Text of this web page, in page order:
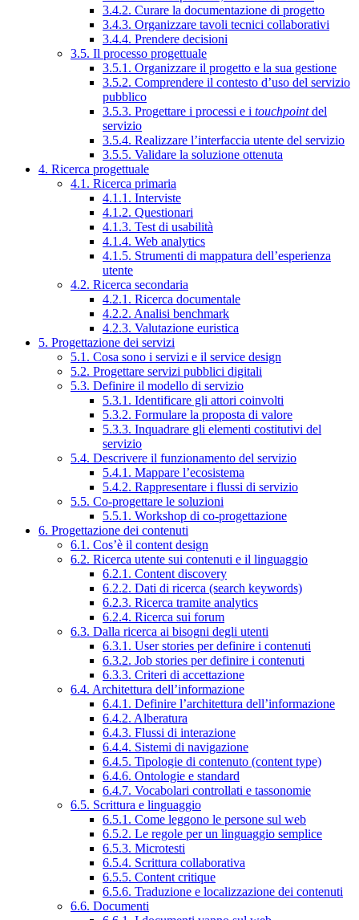
3.4.2. Curare la documentazione di progetto
3.4.3. Organizzare tavoli tecnici collaborativi
3.4.4. Prendere decisioni
3.5. Il processo progettuale
3.5.1. Organizzare il progetto e la sua gestione
3.5.2. Comprendere il contesto d’uso del servizio
pubblico
3.5.3. Progettare i processi e i touchpointdel
servizio
3.5.4. Realizzare l’interfaccia utente del servizio
3.5.5. Validare la soluzione ottenuta
4. Ricerca progettuale
4.1. Ricerca primaria
4.1.1. Interviste
4.1.2. Questionari
4.1.3. Test di usabilità
4.1.4. Web analytics
4.1.5. Strumenti di mappatura dell’esperienza
utente
4.2. Ricerca secondaria
4.2.1. Ricerca documentale
4.2.2. Analisi benchmark
4.2.3. Valutazione euristica
5. Progettazione dei servizi
5.1. Cosa sono i servizi e il service design
5.2. Progettare servizi pubblici digitali
5.3. Definire il modello di servizio
5.3.1. Identificare gli attori coinvolti
5.3.2. Formulare la proposta di valore
5.3.3. Inquadrare gli elementi costitutivi del
servizio
5.4. Descrivere il funzionamento del servizio
5.4.1. Mappare l’ecosistema
5.4.2. Rappresentare i flussi di servizio
5.5. Co-progettare le soluzioni
5.5.1. Workshop di co-progettazione
6. Progettazione dei contenuti
6.1. Cos’è il content design
6.2. Ricerca utente sui contenuti e il linguaggio
6.2.1. Content discovery
6.2.2. Dati di ricerca (search keywords)
6.2.3. Ricerca tramite analytics
6.2.4. Ricerca sui forum
6.3. Dalla ricerca ai bisogni degli utenti
6.3.1. User stories per definire i contenuti
6.3.2. Job stories per definire i contenuti
6.3.3. Criteri di accettazione
6.4. Architettura dell’informazione
6.4.1. Definire l’architettura dell’informazione
6.4.2. Alberatura
6.4.3. Flussi di interazione
6.4.4. Sistemi di navigazione
6.4.5. Tipologie di contenuto (content type)
6.4.6. Ontologie e standard
6.4.7. Vocabolari controllati e tassonomie
6.5. Scrittura e linguaggio
6.5.1. Come leggono le persone sul web
6.5.2. Le regole per un linguaggio semplice
6.5.3. Microtesti
6.5.4. Scrittura collaborativa
6.5.5. Content critique
6.5.6. Traduzione e localizzazione dei contenuti
6.6. Documenti